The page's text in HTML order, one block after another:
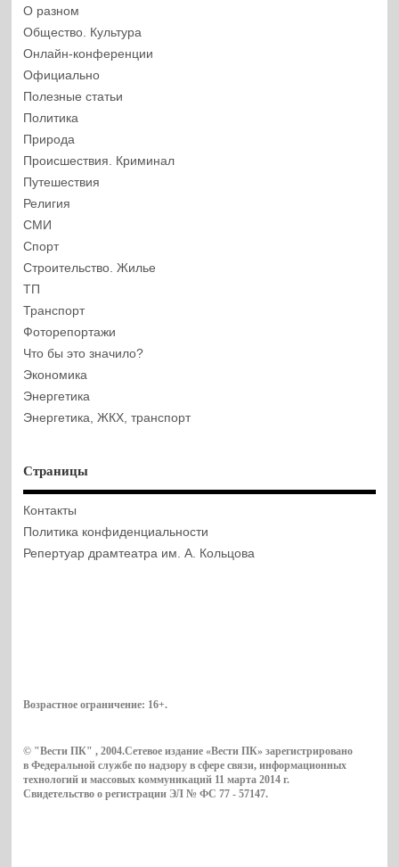
О разном
Общество. Культура
Онлайн-конференции
Официально
Полезные статьи
Политика
Природа
Происшествия. Криминал
Путешествия
Религия
СМИ
Спорт
Строительство. Жилье
ТП
Транспорт
Фоторепортажи
Что бы это значило?
Экономика
Энергетика
Энергетика, ЖКХ, транспорт
Страницы
Контакты
Политика конфиденциальности
Репертуар драмтеатра им. А. Кольцова
Возрастное ограничение: 16+.
© "Вести ПК" , 2004.Сетевое издание «Вести ПК» зарегистрировано
в Федеральной службе по надзору в сфере связи, информационных
технологий и массовых коммуникаций 11 марта 2014 г.
Свидетельство о регистрации ЭЛ № ФС 77 - 57147.